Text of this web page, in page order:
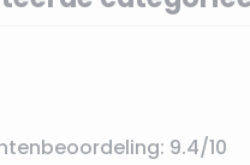
9.4/10